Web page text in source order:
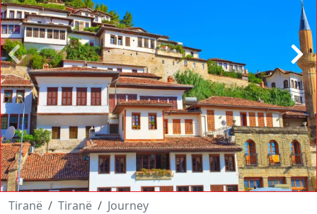
Tiranë Tiranë Journey